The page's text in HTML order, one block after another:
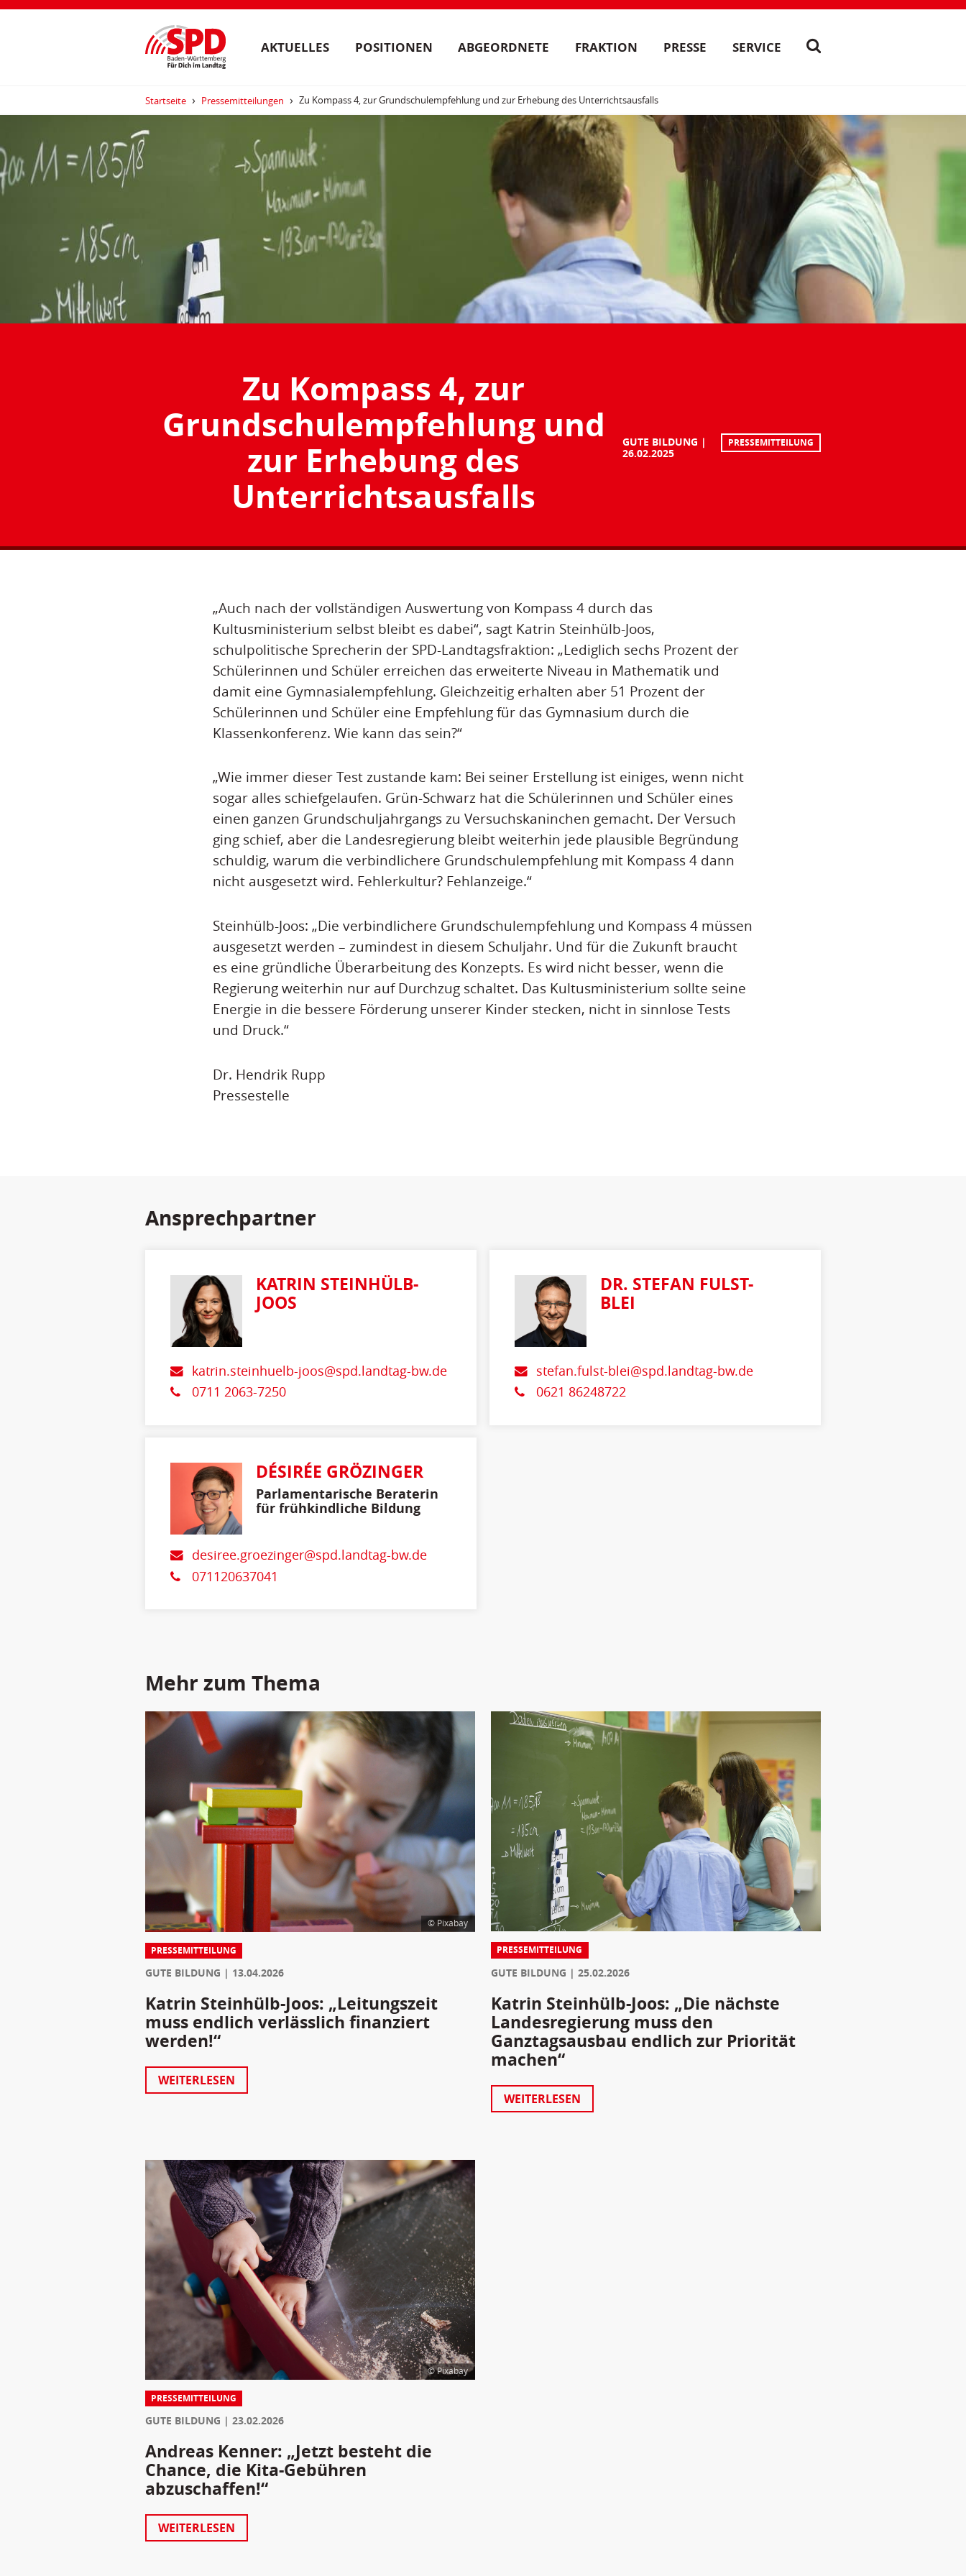
AKTUELLES POSITIONEN ABGEORDNETE FRAKTION PRESSE SERVICE
Startseite Pressemitteilungen Zu Kompass 4, zur Grundschulempfehlung und zur Erhebung des Unterrichtsausfalls
Zu Kompass 4, zur
Grundschulempfehlung und
zur Erhebung des
Unterrichtsausfalls
GUTE BILDUNG
26.02.2025
PRESSEMITTEILUNG
„Auch nach der vollständigen Auswertung von Kompass 4 durch das
Kultusministerium selbst bleibt es dabei“, sagt Katrin Steinhülb-Joos,
schulpolitische Sprecherin der SPD-Landtagsfraktion: „Lediglich sechs Prozent der
Schülerinnen und Schüler erreichen das erweiterte Niveau in Mathematik und
damit eine Gymnasialempfehlung. Gleichzeitig erhalten aber 51 Prozent der
Schülerinnen und Schüler eine Empfehlung für das Gymnasium durch die
Klassenkonferenz. Wie kann das sein?“
„Wie immer dieser Test zustande kam: Bei seiner Erstellung ist einiges, wenn nicht
sogar alles schiefgelaufen. Grün-Schwarz hat die Schülerinnen und Schüler eines
einen ganzen Grundschuljahrgangs zu Versuchskaninchen gemacht. Der Versuch
ging schief, aber die Landesregierung bleibt weiterhin jede plausible Begründung
schuldig, warum die verbindlichere Grundschulempfehlung mit Kompass 4 dann
nicht ausgesetzt wird. Fehlerkultur? Fehlanzeige.“
Steinhülb-Joos: „Die verbindlichere Grundschulempfehlung und Kompass 4 müssen
ausgesetzt werden – zumindest in diesem Schuljahr. Und für die Zukunft braucht
es eine gründliche Überarbeitung des Konzepts. Es wird nicht besser, wenn die
Regierung weiterhin nur auf Durchzug schaltet. Das Kultusministerium sollte seine
Energie in die bessere Förderung unserer Kinder stecken, nicht in sinnlose Tests
und Druck.“
Dr. Hendrik Rupp
Pressestelle
Ansprechpartner
KATRIN STEINHÜLB-
JOOS
katrin.steinhuelb-joos@spd.landtag-bw.de
0711 2063-7250
DR. STEFAN FULST-
BLEI
stefan.fulst-blei@spd.landtag-bw.de
0621 86248722
DÉSIRÉE GRÖZINGER
Parlamentarische Beraterin
für frühkindliche Bildung
desiree.groezinger@spd.landtag-bw.de
071120637041
Mehr zum Thema
© Pixabay
PRESSEMITTEILUNG
GUTE BILDUNG 13.04.2026
Katrin Steinhülb-Joos: „Leitungszeit
muss endlich verlässlich finanziert
werden!“
WEITERLESEN
PRESSEMITTEILUNG
GUTE BILDUNG 25.02.2026
Katrin Steinhülb-Joos: „Die nächste
Landesregierung muss den
Ganztagsausbau endlich zur Priorität
machen“
WEITERLESEN
© Pixabay
PRESSEMITTEILUNG
GUTE BILDUNG 23.02.2026
Andreas Kenner: „Jetzt besteht die
Chance, die Kita-Gebühren
abzuschaffen!“
WEITERLESEN